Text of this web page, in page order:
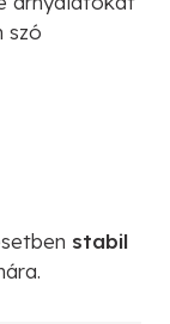
szó
stabil